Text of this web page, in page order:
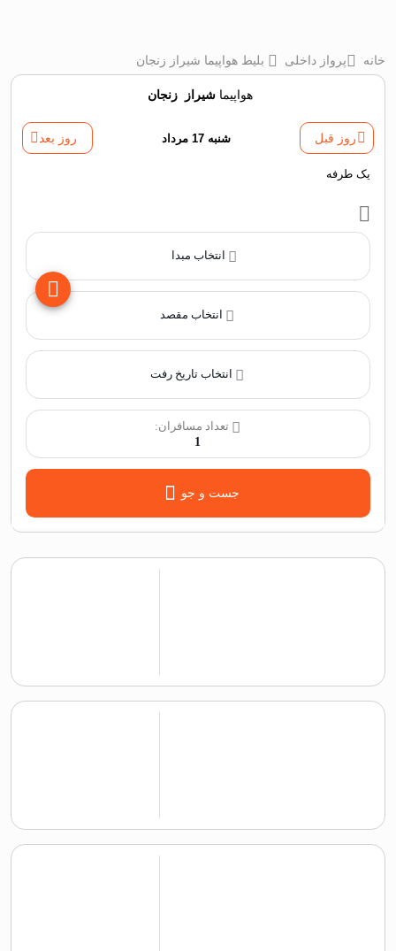
خانه پرواز داخلی بلیط هواپیما شیراز زنجان
هواپیماشیراز ‌زنجان
روز قبل شنبه 17 مرداد روز بعد
یک طرفه
انتخاب مبدا
انتخاب مقصد
تعداد مسافران:
1
جست و جو